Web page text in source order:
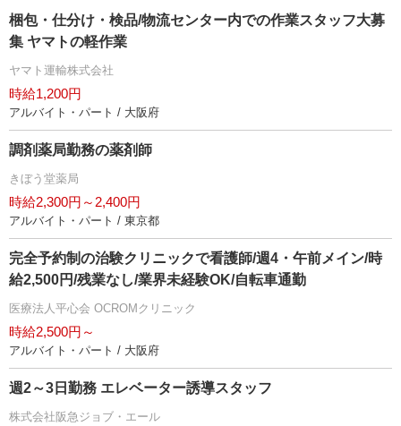
梱包・仕分け・検品/物流センター内での作業スタッフ大募
集 ヤマトの軽作業
ヤマト運輸株式会社
時給1,200円
アルバイト・パート / 大阪府
調剤薬局勤務の薬剤師
きぼう堂薬局
時給2,300円～2,400円
アルバイト・パート / 東京都
完全予約制の治験クリニックで看護師/週4・午前メイン/時
給2,500円/残業なし/業界未経験OK/自転車通勤
医療法人平心会 OCROMクリニック
時給2,500円～
アルバイト・パート / 大阪府
週2～3日勤務 エレベーター誘導スタッフ
株式会社阪急ジョブ・エール